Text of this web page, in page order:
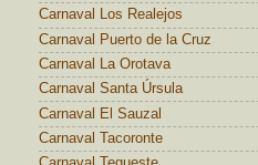
Carnaval Los Realejos
Carnaval Puerto de la Cruz
Carnaval La Orotava
Carnaval Santa Úrsula
Carnaval El Sauzal
Carnaval Tacoronte